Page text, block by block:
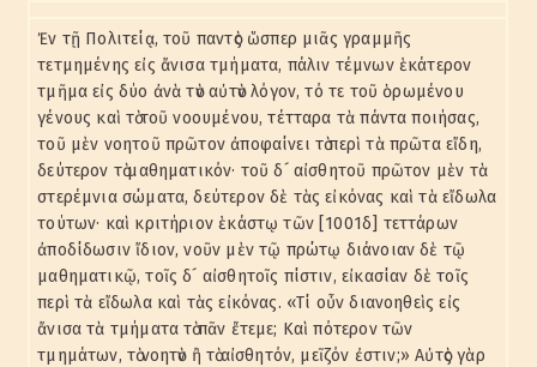
Ἐν τῇ Πολιτείᾳ, τοῦ παντὸς ὥσπερ μιᾶς γραμμῆς
τετμημένης εἰς ἄνισα τμήματα, πάλιν τέμνων ἑκάτερον
τμῆμα εἰς δύο ἀνὰ τὸν αὐτὸν λόγον, τό τε τοῦ ὁρωμένου
γένους καὶ τὸ τοῦ νοουμένου, τέτταρα τὰ πάντα ποιήσας,
τοῦ μὲν νοητοῦ πρῶτον ἀποφαίνει τὸ περὶ τὰ πρῶτα εἴδη,
δεύτερον τὸ μαθηματικόν· τοῦ δ´ αἰσθητοῦ πρῶτον μὲν τὰ
στερέμνια σώματα, δεύτερον δὲ τὰς εἰκόνας καὶ τὰ εἴδωλα
τούτων· καὶ κριτήριον ἑκάστῳ τῶν [1001δ] τεττάρων
ἀποδίδωσιν ἴδιον, νοῦν μὲν τῷ πρώτῳ διάνοιαν δὲ τῷ
μαθηματικῷ, τοῖς δ´ αἰσθητοῖς πίστιν, εἰκασίαν δὲ τοῖς
περὶ τὰ εἴδωλα καὶ τὰς εἰκόνας. «Τί οὖν διανοηθεὶς εἰς
ἄνισα τὰ τμήματα τὸ πᾶν ἔτεμε; Καὶ πότερον τῶν
τμημάτων, τὸ νοητὸν ἢ τὸ αἰσθητόν, μεῖζόν ἐστιν;» Αὐτὸς γὰρ